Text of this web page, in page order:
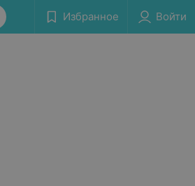
Избранное Войти